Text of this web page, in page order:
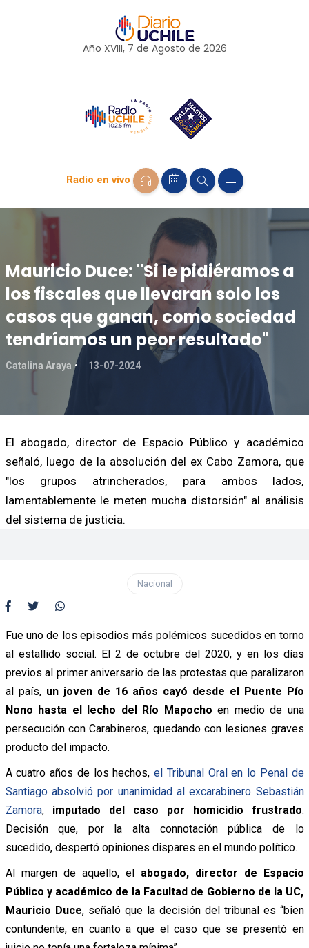
Año XVIII, 7 de Agosto de 2026
Radio en vivo
Mauricio Duce: "Si le pidiéramos a
los fiscales que llevaran solo los
casos que ganan, como sociedad
tendríamos un peor resultado"
Catalina Araya 13-07-2024
El abogado, director de Espacio Público y académico
señaló, luego de la absolución del ex Cabo Zamora, que
"los grupos atrincherados, para ambos lados,
lamentablemente le meten mucha distorsión" al análisis
del sistema de justicia.
Nacional
Fue uno de los episodios más polémicos sucedidos en torno
al estallido social. El 2 de octubre del 2020, y en los días
previos al primer aniversario de las protestas que paralizaron
al país, un joven de 16 años cayó desde el Puente Pío
Nono hasta el lecho del Río Mapocho en medio de una
persecución con Carabineros, quedando con lesiones graves
producto del impacto.
A cuatro años de los hechos, el Tribunal Oral en lo Penal de
Santiago absolvió por unanimidad al excarabinero Sebastián
Zamora, imputado del caso por homicidio frustrado.
Decisión que, por la alta connotación pública de lo
sucedido, despertó opiniones dispares en el mundo político.
Al margen de aquello, el abogado, director de Espacio
Público y académico de la Facultad de Gobierno de la UC,
Mauricio Duce, señaló que la decisión del tribunal es “bien
contundente, en cuanto a que el caso que se presentó en